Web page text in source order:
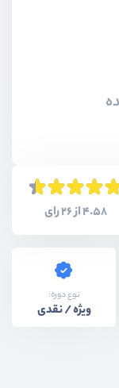
4.58 از 26 رای
نوع دوره:
ویژه / نقدی